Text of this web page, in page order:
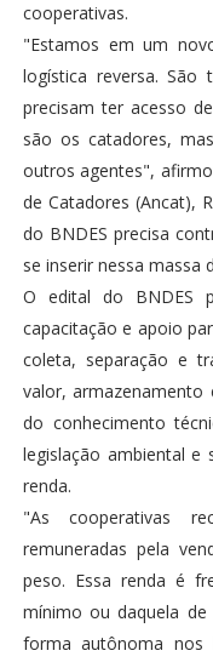
cooperativas.
"Estamos em um
logística reversa. São
precisam ter acesso
são os catadores,
outros agentes",
de Catadores (Ancat),
do BNDES precisa
se inserir nessa massa
O edital do BNDES
capacitação e apoio
coleta, separação e
valor, armazenamento
do conhecimento
legislação ambiental e
renda.
"As cooperativas
remuneradas pela
peso. Essa renda é
mínimo ou daquela
forma autônoma nos